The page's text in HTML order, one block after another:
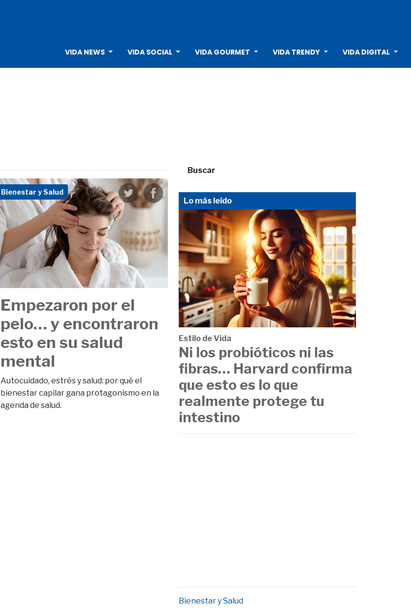
VIDA NEWS VIDA SOCIAL VIDA GOURMET VIDA TRENDY VIDA DIGITAL
Bienestar y Salud
Empezaron por el
pelo… y encontraron
esto en su salud
mental
Autocuidado, estrés y salud: por qué el
bienestar capilar gana protagonismo en la
agenda de salud.
Buscar
Lo más leído
Estilo de Vida
Ni los probióticos ni las
fibras… Harvard confirma
que esto es lo que
realmente protege tu
intestino
Bienestar y Salud